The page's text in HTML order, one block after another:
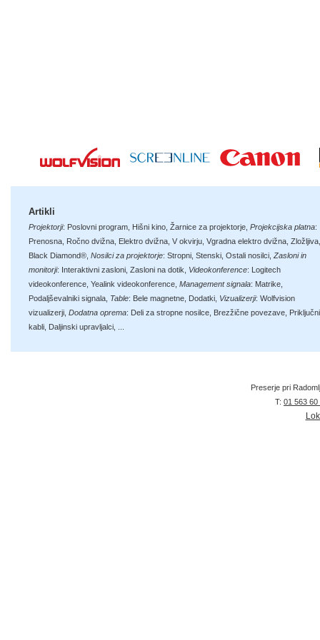
Artikli
Projektorji: Poslovni program Hišni kino Žarnice za projektorje Projekcijska platna:
Prenosna Ročno dvižna Elektro dvižna V okvirju Vgradna elektro dvižna Zložljiva
Black Diamond® Nosilci za projektorje: Stropni Stenski Ostali nosilci Zasloni in
monitorji: Interaktivni zasloni Zasloni na dotik Videokonference: Logitech
videokonference Yealink videokonference Management signala: Matrike
Podaljševalniki signala Table: Bele magnetne Dodatki Vizualizerji: Wolfvision
vizualizerji Dodatna oprema: Deli za stropne nosilce Brezžične povezave Priključni
kabli Daljinski upravljalci
Preserje pri
T: 01 563 60